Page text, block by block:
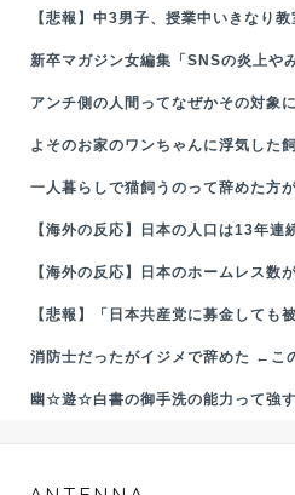
【悲報】中3男子、授業中いきなり
新卒マガジン女編集「SNSの炎上や
アンチ側の人間ってなぜかその対象
よそのお家のワンちゃんに浮気した
一人暮らしで猫飼うのって辞めた方
【海外の反応】日本の人口は13年連
【海外の反応】日本のホームレス数
【悲報】「日本共産党に募金しても
消防士だったがイジメで辞めた ←こ
幽☆遊☆白書の御手洗の能力って強